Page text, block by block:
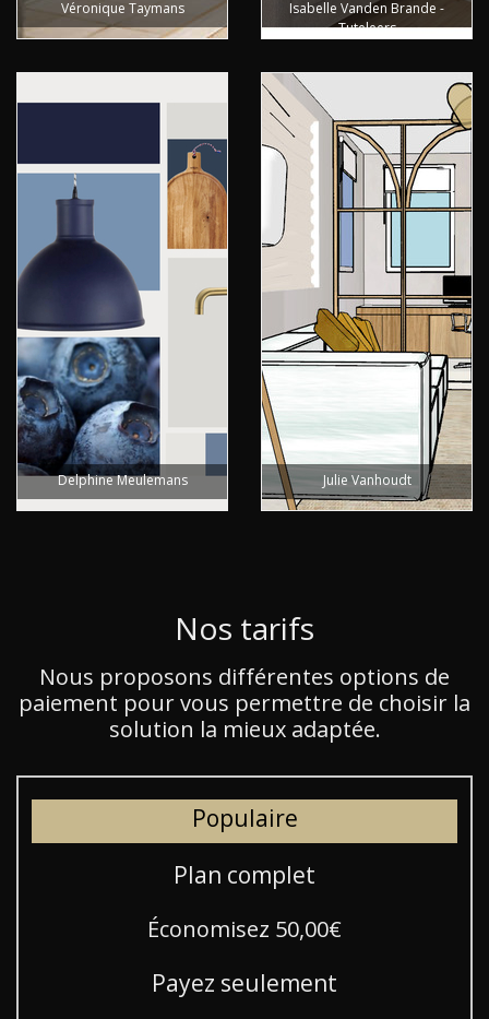
Véronique Taymans
Isabelle Vanden Brande -
Tuteleers
Delphine Meulemans Julie Vanhoudt
Nos tarifs
Nous proposons différentes options de
paiement pour vous permettre de choisir la
solution la mieux adaptée.
Populaire
Plan complet
Économisez 50,00€
Payez seulement